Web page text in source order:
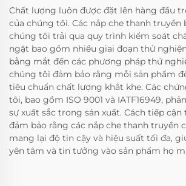
Chất lượng luôn được đặt lên hàng đầu
của chúng tôi. Các nắp che thanh truyền
chúng tôi trải qua quy trình kiểm soát
ngặt bao gồm nhiều giai đoạn thử
bằng mắt đến các phương pháp thử
chúng tôi đảm bảo rằng mỗi sản phẩm
tiêu chuẩn chất lượng khắt khe. Các
tôi, bao gồm ISO 9001 và IATF16949,
sự xuất sắc trong sản xuất. Cách tiếp cận
đảm bảo rằng các nắp che thanh truyền
mang lại độ tin cậy và hiệu suất tối đa,
yên tâm và tin tưởng vào sản phẩm họ